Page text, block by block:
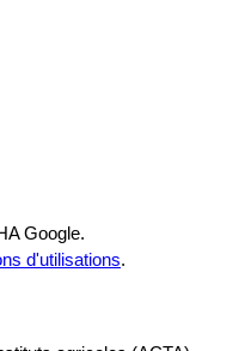
Google.
d'utilisations.